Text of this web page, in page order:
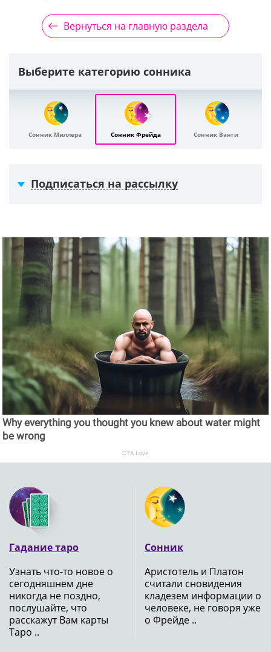
Вернуться на главную раздела
Выберите категорию сонника
Сонник Миллера Сонник Фрейда Сонник Ванги
Подписаться на рассылку
Why everything you thought you knew about water might
be wrong
CTA Love
Гадание таро
Узнать что-то новое о
сегодняшнем дне
никогда не поздно,
послушайте, что
расскажут Вам карты
Таро ..
Сонник
Аристотель и Платон
считали сновидения
кладезем информации о
человеке, не говоря уже
о Фрейде ..